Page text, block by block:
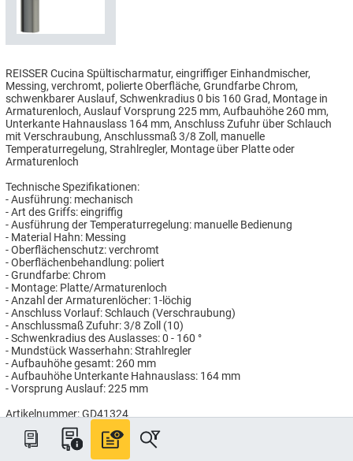
REISSER Cucina Spültischarmatur, eingriffiger Einhandmischer,
Messing, verchromt, polierte Oberfläche, Grundfarbe Chrom,
schwenkbarer Auslauf, Schwenkradius 0 bis 160 Grad, Montage in
Armaturenloch, Auslauf Vorsprung 225 mm, Aufbauhöhe 260 mm,
Unterkante Hahnauslass 164 mm, Anschluss Zufuhr über Schlauch
mit Verschraubung, Anschlussmaß 3/8 Zoll, manuelle
Temperaturregelung, Strahlregler, Montage über Platte oder
Armaturenloch
Technische Spezifikationen:
- Ausführung: mechanisch
- Art des Griffs: eingriffig
- Ausführung der Temperaturregelung: manuelle Bedienung
- Material Hahn: Messing
- Oberflächenschutz: verchromt
- Oberflächenbehandlung: poliert
- Grundfarbe: Chrom
- Montage: Platte/Armaturenloch
- Anzahl der Armaturenlöcher: 1-löchig
- Anschluss Vorlauf: Schlauch (Verschraubung)
- Anschlussmaß Zufuhr: 3/8 Zoll (10)
- Schwenkradius des Auslasses: 0 - 160 °
- Mundstück Wasserhahn: Strahlregler
- Aufbauhöhe gesamt: 260 mm
- Aufbauhöhe Unterkante Hahnauslass: 164 mm
- Vorsprung Auslauf: 225 mm
Artikelnummer: GD41324